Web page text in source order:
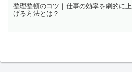
整理整頓のコツ｜仕事の効率を劇的に上
げる方法とは？